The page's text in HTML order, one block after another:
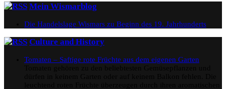
Mein Wismarblog
Die Handelslage Wismars zu Beginn des 19. Jahrhunderts
Culture and History
Tomaten – Saftige rote Früchte aus dem eigenen Garten